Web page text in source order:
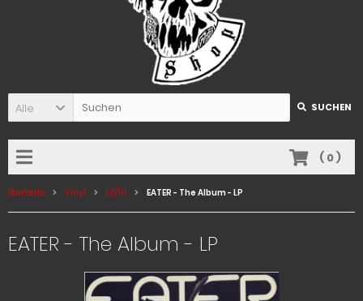
Alle SUCHEN
( 0)
Startseite Vinyl LP/10 EATER - The Album - LP
EATER - The Album - LP